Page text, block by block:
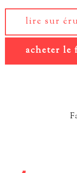
lire sur
acheter le